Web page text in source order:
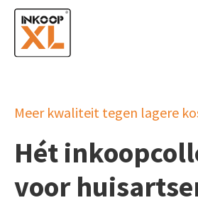
Meer kwaliteit tegen lagere
Hét
voor